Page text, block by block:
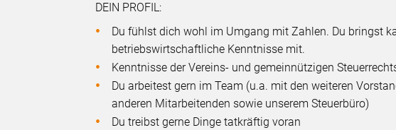
DEIN PROFIL:
Du fühlst dich wohl im Umgang mit Zahlen. Du bringst
betriebswirtschaftliche Kenntnisse mit.
Kenntnisse der Vereins- und gemeinnützigen
Du arbeitest gern im Team (u.a. mit den weiteren
anderen Mitarbeitenden sowie unserem Steuerbüro)
Du treibst gerne Dinge tatkräftig voran